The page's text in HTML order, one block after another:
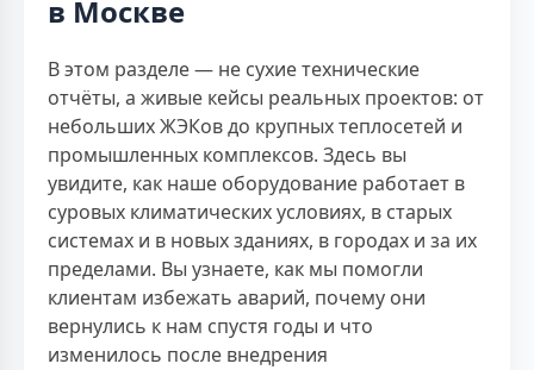
в Москве
В этом разделе — не сухие технические
отчёты, а живые кейсы реальных проектов: от
небольших ЖЭКов до крупных теплосетей и
промышленных комплексов. Здесь вы
увидите, как наше оборудование работает в
суровых климатических условиях, в старых
системах и в новых зданиях, в городах и за их
пределами. Вы узнаете, как мы помогли
клиентам избежать аварий, почему они
вернулись к нам спустя годы и что
изменилось после внедрения